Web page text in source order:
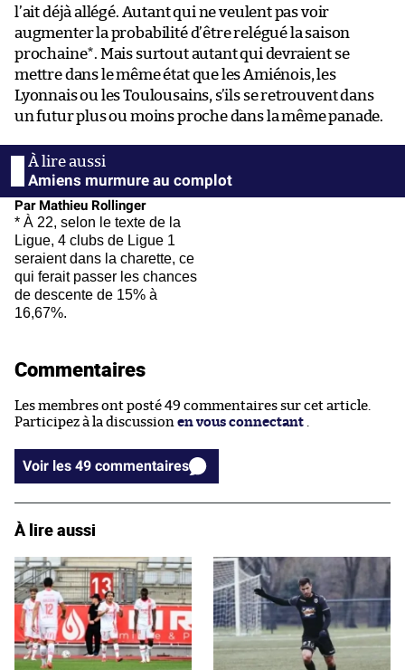
l’ait déjà allégé. Autant qui ne veulent pas voir
augmenter la probabilité d’être relégué la saison
prochaine*. Mais surtout autant qui devraient se
mettre dans le même état que les Amiénois, les
Lyonnais ou les Toulousains, s’ils se retrouvent dans
un futur plus ou moins proche dans la même panade.
Amiens murmure au complot
Par Mathieu Rollinger
* À 22, selon le texte de la
Ligue, 4 clubs de Ligue 1
seraient dans la charette, ce
qui ferait passer les chances
de descente de 15% à
16,67%.
Commentaires
Les membres ont posté 49 commentaires sur cet article.
Participez à la discussion en vous connectant
Voir les 49 commentaires
À lire aussi